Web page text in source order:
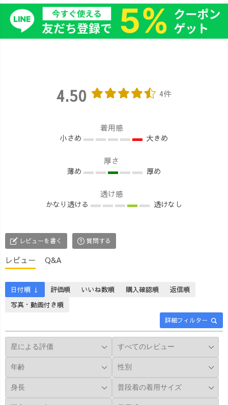
4.50 4件
着用感
小さめ 大きめ
厚さ
薄め 厚め
透け感
かなり透ける 透けなし
レビューを書く 質問する
レビュー Q&A
詳細フィルター
日付順 ↓ 評価順 いいね数順 購入確認順
返信順
写真・動画付き順